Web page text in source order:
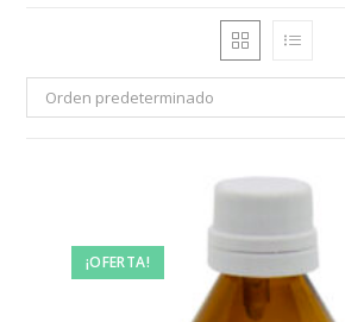
Orden predeterminado
¡OFERTA!